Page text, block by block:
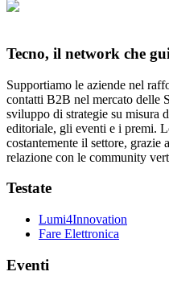
Tecno, il network che
Supportiamo le aziende nel
contatti B2B nel mercato delle
sviluppo di strategie su misura
editoriale, gli eventi e i premi.
costantemente il settore,
relazione con le community
Testate
Lumi4Innovation
Fare Elettronica
Eventi